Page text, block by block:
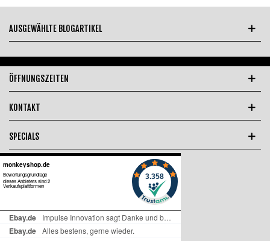
AUSGEWÄHLTE BLOGARTIKEL
ÖFFNUNGSZEITEN
KONTAKT
SPECIALS